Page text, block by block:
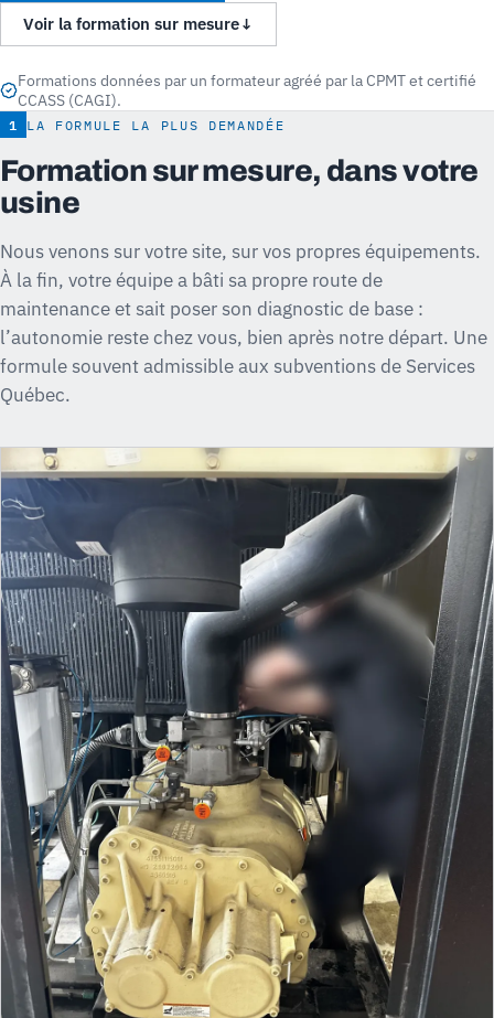
Voir la formation sur mesure↓
Formations données par un formateur agréé par la CPMT et certifié
CCASS (CAGI).
1 LA FORMULE LA PLUS DEMANDÉE
Formation sur mesure, dans votre
usine
Nous venons sur votre site, sur vos propres équipements.
À la fin, votre équipe a bâti sa propre route de
maintenance et sait poser son diagnostic de base :
l’autonomie reste chez vous, bien après notre départ. Une
formule souvent admissible aux subventions de Services
Québec.